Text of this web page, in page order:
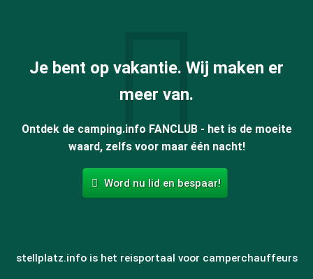
Je bent op vakantie. Wij maken er
meer van.
Ontdek de camping.info FANCLUB - het is de moeite
waard, zelfs voor maar één nacht!
Word nu lid en bespaar!
stellplatz.info is het reisportaal voor camperchauffeurs